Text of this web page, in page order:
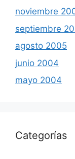
noviembre
septiembre
agosto 2005
junio 2004
mayo 2004
Categorías